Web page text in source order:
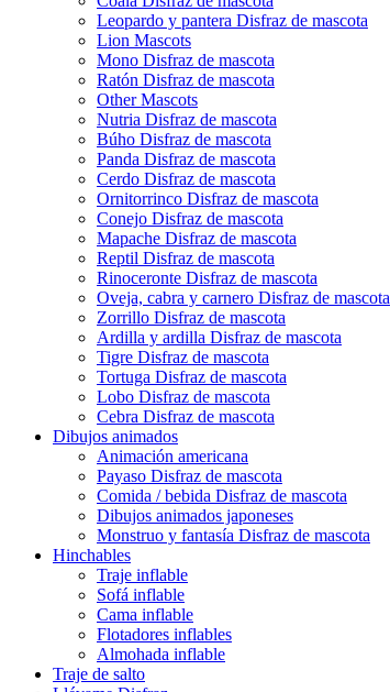
Leopardo y pantera Disfraz de mascota
Lion Mascots
Mono Disfraz de mascota
Ratón Disfraz de mascota
Other Mascots
Nutria Disfraz de mascota
Búho Disfraz de mascota
Panda Disfraz de mascota
Cerdo Disfraz de mascota
Ornitorrinco Disfraz de mascota
Conejo Disfraz de mascota
Mapache Disfraz de mascota
Reptil Disfraz de mascota
Rinoceronte Disfraz de mascota
Oveja, cabra y carnero Disfraz de mascota
Zorrillo Disfraz de mascota
Ardilla y ardilla Disfraz de mascota
Tigre Disfraz de mascota
Tortuga Disfraz de mascota
Lobo Disfraz de mascota
Cebra Disfraz de mascota
Dibujos animados
Animación americana
Payaso Disfraz de mascota
Comida / bebida Disfraz de mascota
Dibujos animados japoneses
Monstruo y fantasía Disfraz de mascota
Hinchables
Traje inflable
Sofá inflable
Cama inflable
Flotadores inflables
Almohada inflable
Traje de salto